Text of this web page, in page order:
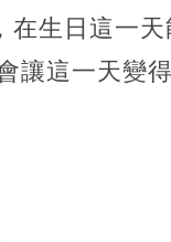
生日這一
讓這一天變